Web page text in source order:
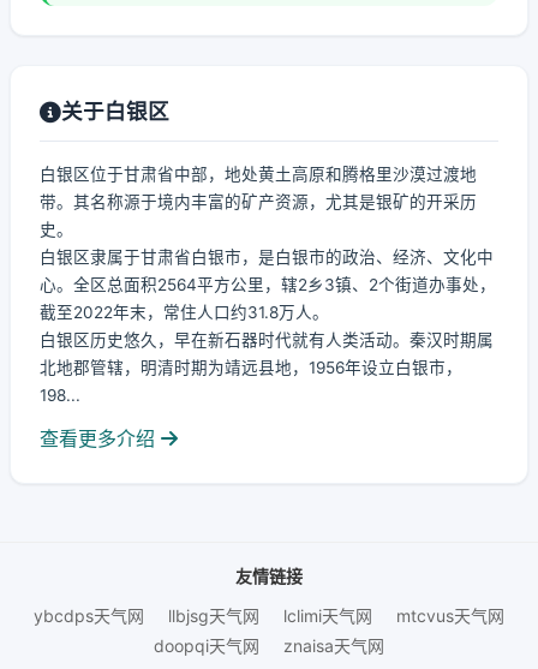
关于白银区
白银区位于甘肃省中部，地处黄土高原和腾格里沙漠过渡地
带。其名称源于境内丰富的矿产资源，尤其是银矿的开采历
史。
白银区隶属于甘肃省白银市，是白银市的政治、经济、文化中
心。全区总面积2564平方公里，辖2乡3镇、2个街道办事处，
截至2022年末，常住人口约31.8万人。
白银区历史悠久，早在新石器时代就有人类活动。秦汉时期属
北地郡管辖，明清时期为靖远县地，1956年设立白银市，
198...
查看更多介绍
友情链接
ybcdps天气网
llbjsg天气网 lclimi天气网
mtcvus天气网
doopqi天气网
znaisa天气网